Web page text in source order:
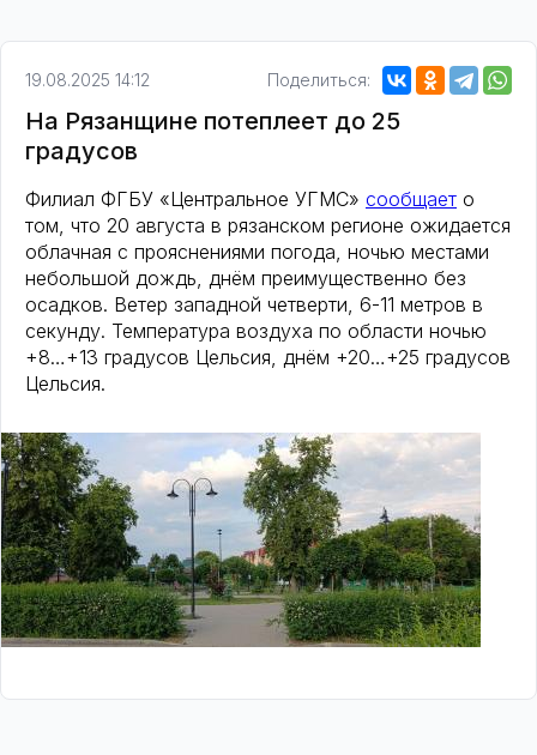
19.08.2025 14:12 Поделиться:
На Рязанщине потеплеет до 25
градусов
Филиал ФГБУ «Центральное УГМС» сообщает о
том, что 20 августа в рязанском регионе ожидается
облачная с прояснениями погода, ночью местами
небольшой дождь, днём преимущественно без
осадков. Ветер западной четверти, 6-11 метров в
секунду. Температура воздуха по области ночью
+8…+13 градусов Цельсия, днём +20…+25 градусов
Цельсия.